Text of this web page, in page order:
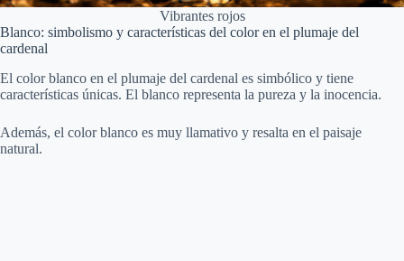
Vibrantes rojos
Blanco: simbolismo y características del color en el plumaje del
cardenal
El color blanco en el plumaje del cardenal es simbólico y tiene
características únicas. El blanco representa la pureza y la inocencia.
Además, el color blanco es muy llamativo y resalta en el paisaje
natural.